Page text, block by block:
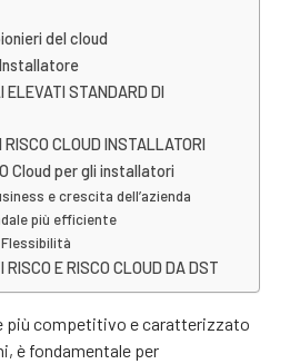
del cloud
Installatore
ELEVATI STANDARD DI
CLOUD INSTALLATORI
Cloud per gli installatori
e crescita dell’azienda
più efficiente
RISCO E RISCO CLOUD DA DST
più competitivo e caratterizzato
è fondamentale per